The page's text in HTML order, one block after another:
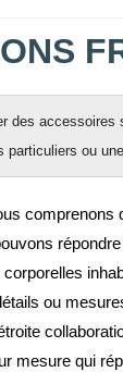
des accessoires
particuliers ou
comprenons
ou
mesure qui